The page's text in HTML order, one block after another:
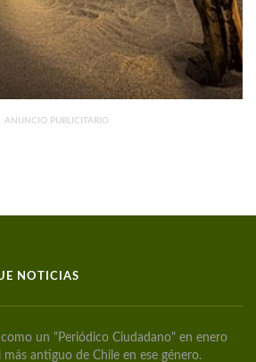
ANUNCIO PUBLICITARIO
NOTICIAS
un "Periódico Ciudadano" en enero
antiguo de Chile en ese género.